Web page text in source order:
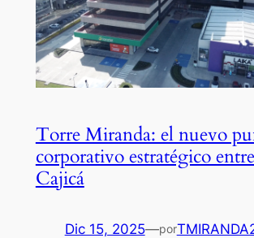
Torre Miranda: el nuevo
corporativo estratégico
Cajicá
Dic 15, 2025—por